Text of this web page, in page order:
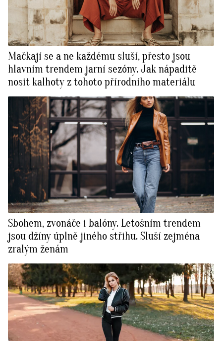
Mačkají se a ne každému sluší, přesto jsou
hlavním trendem jarní sezóny. Jak nápaditě
nosit kalhoty z tohoto přírodního materiálu
Sbohem, zvonáče i balóny. Letošním trendem
jsou džíny úplně jiného střihu. Sluší zejména
zralým ženám